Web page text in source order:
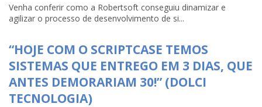
Venha conferir como a Robertsoft conseguiu dinamizar e
agilizar o processo de desenvolvimento de si...
“HOJE COM O SCRIPTCASE TEMOS
SISTEMAS QUE ENTREGO EM 3 DIAS, QUE
ANTES DEMORARIAM 30!” (DOLCI
TECNOLOGIA)